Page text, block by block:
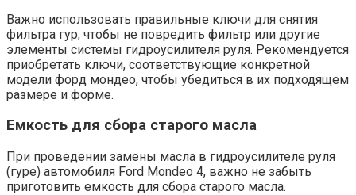
Важно использовать правильные ключи для снятия
фильтра гур, чтобы не повредить фильтр или другие
элементы системы гидроусилителя руля. Рекомендуется
приобретать ключи, соответствующие конкретной
модели форд мондео, чтобы убедиться в их подходящем
размере и форме.
Емкость для сбора старого масла
При проведении замены масла в гидроусилителе руля
(гуре) автомобиля Ford Mondeo 4, важно не забыть
приготовить емкость для сбора старого масла.